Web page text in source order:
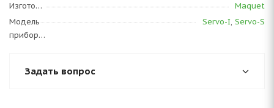
Изготовитель
Maquet
Модель
прибора
Servo-I, Servo-S
Задать вопрос